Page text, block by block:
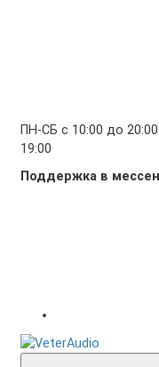
ПН-СБ с 10:00 до
19:00
Поддержка в